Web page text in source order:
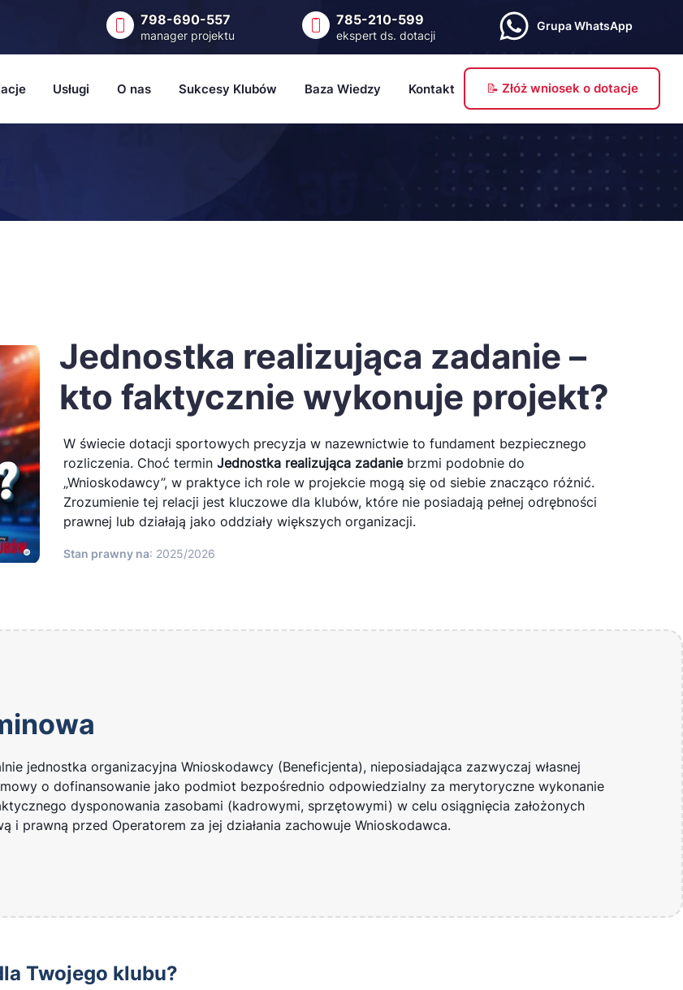
Grupa WhatsApp
785-210-599
ekspert ds. dotacji
798-690-557
manager projektu
📝 Złóż wniosek o dotacje
ferie
AdSports
PRO
się dotacją
Usługi
Strony WWW
O nas Sukcesy Klubów Baza Wiedzy
Blog
Kontakt
Jednostka realizująca zadanie –
kto faktycznie wykonuje projekt?
W świecie dotacji sportowych precyzja w nazewnictwie to fundament bezpiecznego
rozliczenia. Choć termin Jednostka realizująca zadaniebrzmi podobnie do
„Wnioskodawcy”, w praktyce ich role w projekcie mogą się od siebie znacząco różnić.
Zrozumienie tej relacji jest kluczowe dla klubów, które nie posiadają pełnej odrębności
prawnej lub działają jako oddziały większych organizacji.
Stan prawny na: 2025/2026
jednostka organizacyjna Wnioskodawcy (Beneficjenta), nieposiadająca zazwyczaj własnej
o dofinansowanie jako podmiot bezpośrednio odpowiedzialny za merytoryczne wykonanie
dysponowania zasobami (kadrowymi, sprzętowymi) w celu osiągnięcia założonych
i prawną przed Operatorem za jej działania zachowuje Wnioskodawca.
Twojego klubu?